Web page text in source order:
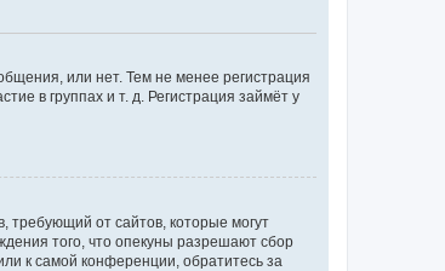
или нет. Тем не менее регистрация
в группах и т. д. Регистрация займёт у
требующий от сайтов, которые могут
того, что опекуны разрешают сбор
к самой конференции, обратитесь за